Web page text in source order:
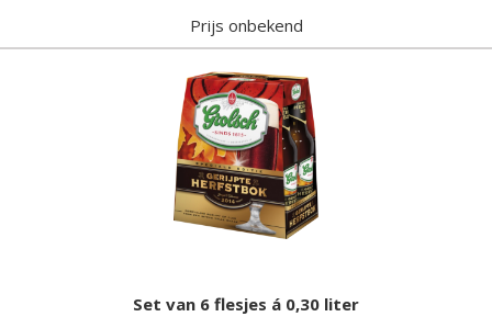
Prijs onbekend
Set van 6 flesjes á 0,30 liter